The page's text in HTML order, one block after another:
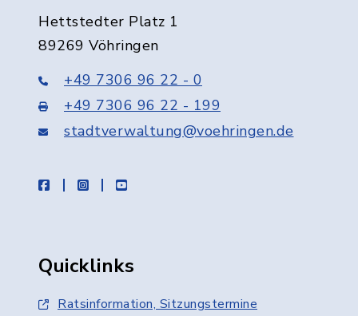
Hettstedter Platz 1
89269 Vöhringen
+49 7306 96 22 - 0
+49 7306 96 22 - 199
stadtverwaltung@voehringen.de
facebookinstagramyoutube
Quicklinks
Ratsinformation, Sitzungstermine